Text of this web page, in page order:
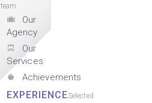
team
Our
Agency
Our
Services
Achievements
EXPERIENCESelected